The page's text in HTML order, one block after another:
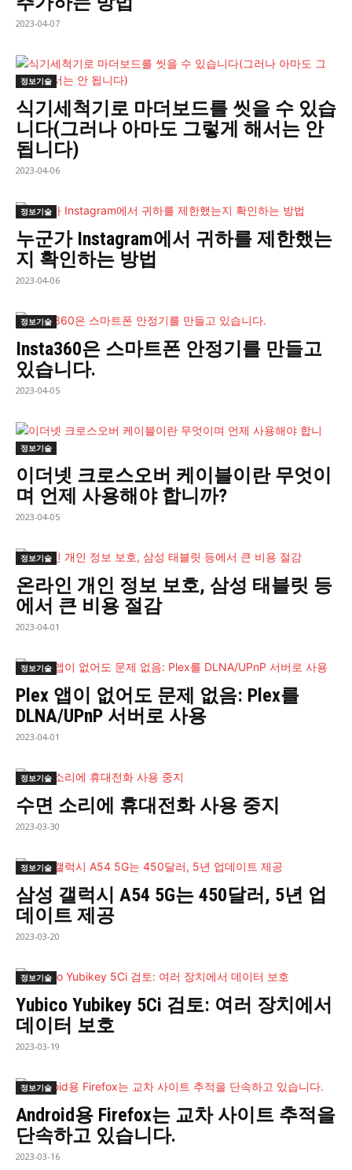
2023-04-07
정보기술
식기세척기로 마더보드를 씻을 수 있습
니다(그러나 아마도 그렇게 해서는 안
됩니다)
2023-04-06
정보기술
누군가 Instagram에서 귀하를 제한했는
지 확인하는 방법
2023-04-06
정보기술
Insta360은 스마트폰 안정기를 만들고
있습니다.
2023-04-05
정보기술
이더넷 크로스오버 케이블이란 무엇이
며 언제 사용해야 합니까?
2023-04-05
정보기술
온라인 개인 정보 보호, 삼성 태블릿 등
에서 큰 비용 절감
2023-04-01
정보기술
Plex 앱이 없어도 문제 없음: Plex를
DLNA/UPnP 서버로 사용
2023-04-01
정보기술
수면 소리에 휴대전화 사용 중지
2023-03-30
정보기술
삼성 갤럭시 A54 5G는 450달러, 5년 업
데이트 제공
2023-03-20
정보기술
Yubico Yubikey 5Ci 검토: 여러 장치에서
데이터 보호
2023-03-19
정보기술
Android용 Firefox는 교차 사이트 추적을
단속하고 있습니다.
2023-03-16